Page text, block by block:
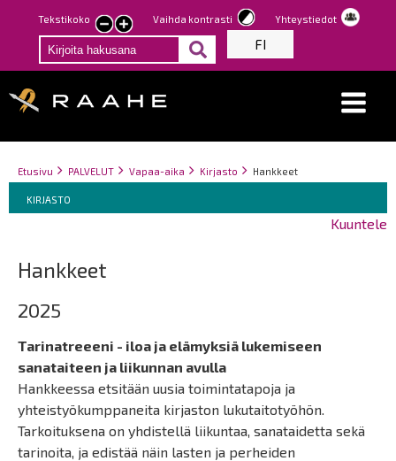
Hyppää
pääsisältöön
Tekstikoko
Pienennä
tekstin
kokoa
Suurenna
tekstin
kokoa
Vaihda kontrasti Yhteystiedot
FI
Breadcrumbs
You
here:
Etusivu PALVELUT Vapaa-aika Kirjasto Hankkeet
Breadcrumbs
You
are
KIRJASTO
Kuuntele
Hankkeet
2025
Tarinatreeeni - iloa ja elämyksiä lukemiseen
sanataiteen ja liikunnan avulla
Hankkeessa etsitään uusia toimintatapoja ja
yhteistyökumppaneita kirjaston lukutaitotyöhön.
Tarkoituksena on yhdistellä liikuntaa, sanataidetta sekä
tarinoita, ja edistää näin lasten ja perheiden